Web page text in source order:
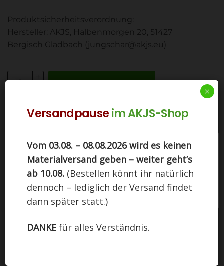
Produktsicherheitsverordnung:
Hersteller: AKJS, Halbenmorgen 20, 51427
Bergisch Gladbach (jungschar@akjs.eu)
In den Warenkorb
Artikelnummer:102_Spiele Kategorie:Spiele
Ähnliche Produkte
Diese Seite nutzt Cookies. Indem Sie auf
"Einverstanden" klicken, stimmen Sie der Nutzung
Einstellungen EINVERSTANDEN
Versandpauseim AKJS-Shop
Vom 03.08. – 08.08.2026 wird es keinen
Materialversand geben – weiter geht’s
ab 10.08. (Bestellen könnt ihr natürlich
dennoch – lediglich der Versand findet
dann später statt.)
DANKE für alles Verständnis.
×